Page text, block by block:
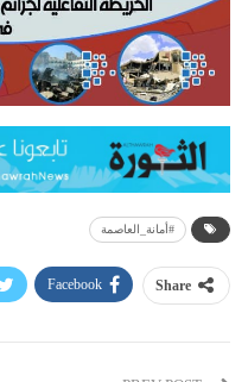
#أمانة_العاصمة
Share
Facebook